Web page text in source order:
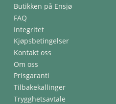
Butikken på Ensjø
FAQ
Integritet
Kjøpsbetingelser
Kontakt oss
Om oss
Prisgaranti
Tilbakekallinger
Trygghetsavtale